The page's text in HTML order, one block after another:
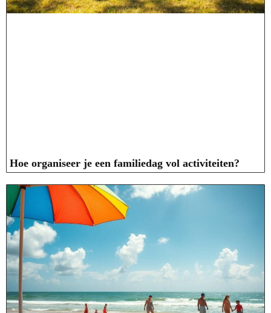
Hoe organiseer je een familiedag vol activiteiten?